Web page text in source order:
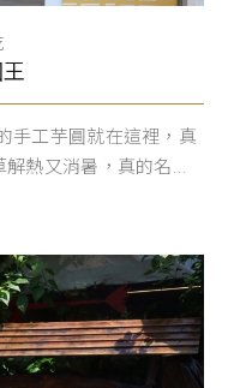
手工芋圓就在這裡，真
熱又消暑，真的名...